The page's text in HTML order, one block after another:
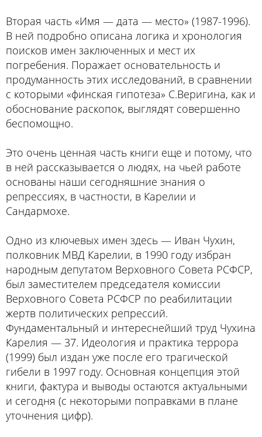
Вторая часть «Имя — дата — место» (1987-1996).
В ней подробно описана логика и хронология
поисков имен заключенных и мест их
погребения. Поражает основательность и
продуманность этих исследований, в сравнении
с которыми «финская гипотеза» С.Веригина, как и
обоснование раскопок, выглядят совершенно
беспомощно.
Это очень ценная часть книги еще и потому, что
в ней рассказывается о людях, на чьей работе
основаны наши сегодняшние знания о
репрессиях, в частности, в Карелии и
Сандармохе.
Одно из ключевых имен здесь — Иван Чухин,
полковник МВД Карелии, в 1990 году избран
народным депутатом Верховного Совета РСФСР,
был заместителем председателя комиссии
Верховного Совета РСФСР по реабилитации
жертв политических репрессий.
Фундаментальный и интереснейший труд Чухина
Карелия — 37. Идеология и практика террора
(1999) был издан уже после его трагической
гибели в 1997 году. Основная концепция этой
книги, фактура и выводы остаются актуальными
и сегодня (с некоторыми поправками в плане
уточнения цифр).